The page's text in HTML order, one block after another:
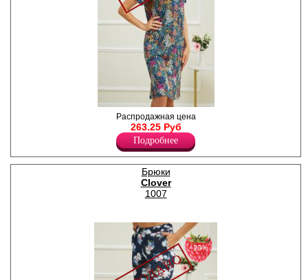
Платье женское из
вискозного полотна с
добавлением лайкры,
средней длины, прямого
силуэта, с короткими
рукавами, U-образным
вырезом горловины.
Лайкра 10%
Вискоза 90%
Распродажная цена
263.25 Руб
Подробнее
Брюки
Clover
1007
−20%